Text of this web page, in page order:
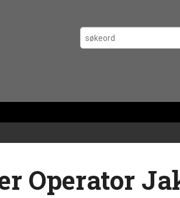
Operator